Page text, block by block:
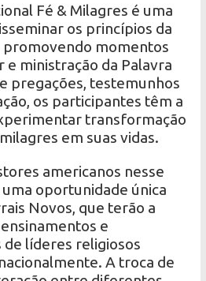
Fé & Milagres é uma
os princípios da
promovendo momentos
e ministração da Palavra
pregações, testemunhos
os participantes têm a
transformação
em suas vidas.
americanos nesse
oportunidade única
Novos, que terão a
e
líderes religiosos
A troca de